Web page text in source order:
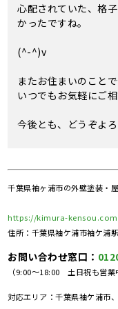
心配されていた、格
かったですね。
(^-^)v
またお住まいのこと
いつでもお気軽にご相
今後とも、どうぞよ
千葉県袖ヶ浦市の外壁塗装・
https://kimura-
住所：千葉県袖ケ浦市袖ケ浦
お問い合わせ窓口：
（9:00～18:00 土日祝も営業
対応エリア：千葉県袖ケ浦市